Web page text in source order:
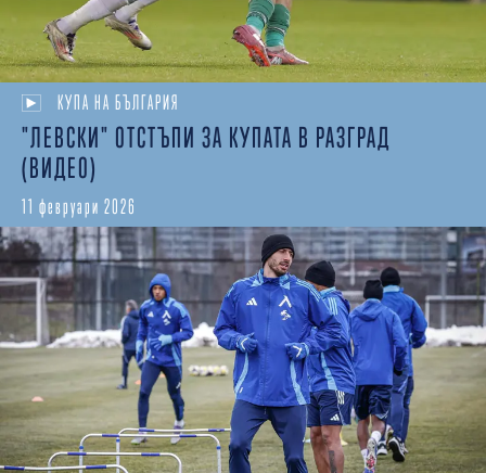
КУПА НА БЪЛГАРИЯ
"ЛЕВСКИ" ОТСТЪПИ ЗА КУПАТА В РАЗГРАД
(ВИДЕО)
11 февруари 2026